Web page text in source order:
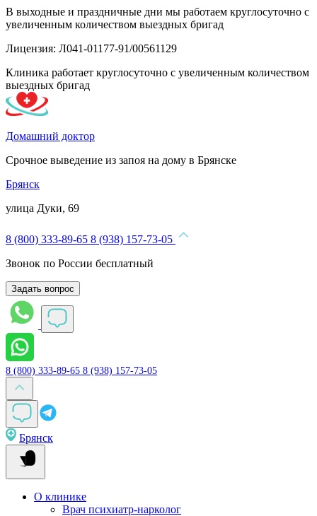
В выходные и праздничные дни мы работаем круглосуточно с
увеличенным количеством выездных бригад
Лицензия: Л041-01177-91/00561129
Клиника работает круглосуточно с увеличенным количеством
выездных бригад
Домашний доктор
Срочное выведение из запоя на дому в Брянске
Брянск
улица Дуки, 69
8 (800) 333-89-65 8 (938) 157-73-05
Звонок по России бесплатный
Задать вопрос
8 (800) 333-89-65 8 (938) 157-73-05
Брянск
О клинике
Врач психиатр-нарколог